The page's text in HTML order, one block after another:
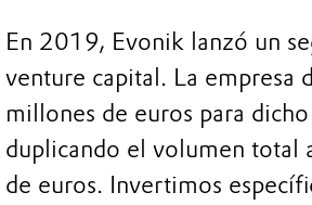
En 2019, Evonik lanzó un
venture capital. La empresa
millones de euros para
duplicando el volumen total
de euros. Invertimos